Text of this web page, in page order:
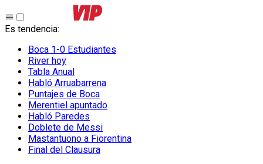
Es tendencia:
Boca 1-0 Estudiantes
River hoy
Tabla Anual
Habló Arruabarrena
Puntajes de Boca
Merentiel apuntado
Habló Paredes
Doblete de Messi
Mastantuono a Fiorentina
Final del Clausura